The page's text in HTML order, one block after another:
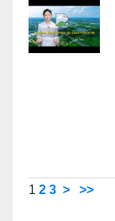
1 2 3 > >>